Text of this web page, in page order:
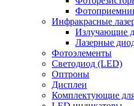
Инфракрасные
Излучающие
Лазерные
Фотоэлементы
Светодиод (LED)
Оптроны
Дисплеи
Комплектующие